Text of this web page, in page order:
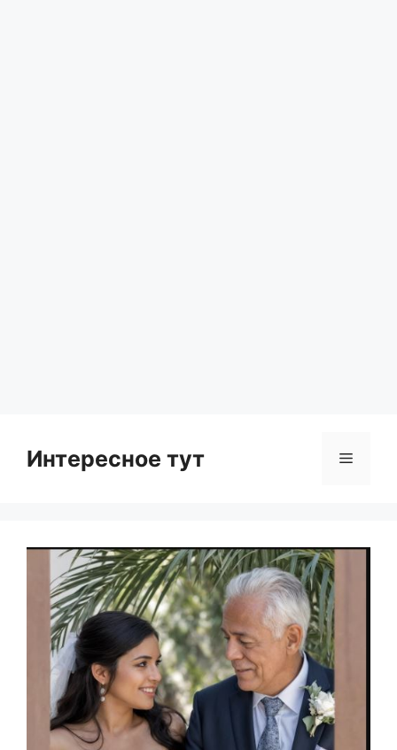
Интересное тут Menu